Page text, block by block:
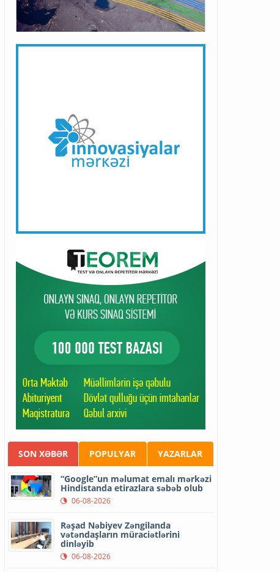
SON XƏBƏR POPULYAR YAZARLAR
“Google”un məlumat emalı mərkəzi
Hindistanda etirazlara səbəb olub
06-08-2026
Rəşad Nəbiyev Zəngilanda
vətəndaşların müraciətlərini
dinləyib
06-08-2026